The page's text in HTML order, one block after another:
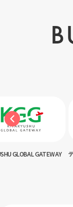
GLOBAL GATEWAY